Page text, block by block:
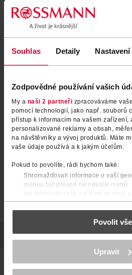
Souhlas Detaily
Zodpovědné používání vašich
My a naši 2 partneři zpracováváme
pomocí technologií, jako např. souborů
přístup k informacím na vašem zařízení,
personalizované reklamy a obsah,
na návštěvníky a vývoj produktů. Máte
vaše údaje používá a k jakým účelům.
Pokud to povolíte, rádi bychom také:
Shromažďovali informace o vaší
mohou být přesné na několik metrů
Identifikovali vaše zařízení pomocí
konkrétní charakteristiky (otisk prstu)
Zjistěte více o tom, jak zpracováváme
části s podrobnostmi .
K provozu stránek, personalizaci
médií, analýze návštěvnosti, které
Více najdete vprohlášení o ochraně
Povolit vše
Upravit
arganovým olejem
50 ml
299 Kč
Hej
POPIS SLOŽENÍ VÝROBCE/
kyseliny hyaluronové, zajišťuje